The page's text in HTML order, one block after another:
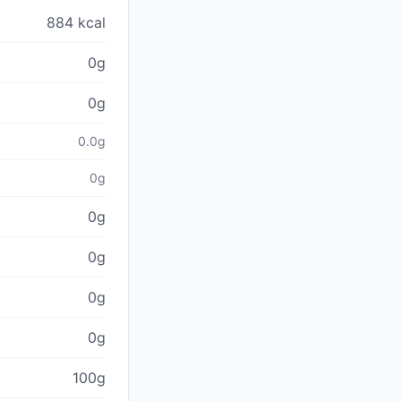
884 kcal
0g
0g
0.0g
0g
0g
0g
0g
0g
100g